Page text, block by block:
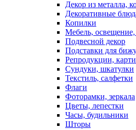
Декор из металла,
Декоративные
Копилки
Мебель,
Подвесной декор
Подставки для
Репродукции,
Сундуки, шкатулки
Текстиль, салфетки
Флаги
Фоторамки, зеркала
Цветы, лепестки
Часы, будильники
Шторы